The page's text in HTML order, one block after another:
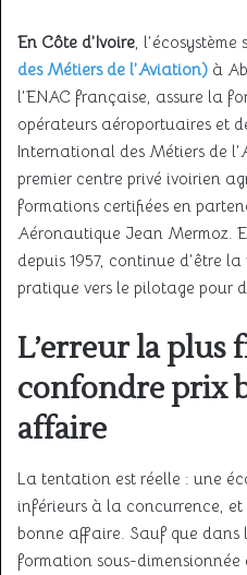
En Côte d’Ivoire, l’écosystème
des Métiers de l’Aviation) à
l’ENAC française, assure la
opérateurs aéroportuaires et
International des Métiers de
premier centre privé ivoirien
formations certifiées en
Aéronautique Jean Mermoz.
depuis 1957, continue d’être
pratique vers le pilotage pour
L’erreur la plus
confondre prix
affaire
La tentation est réelle : une
inférieurs à la concurrence,
bonne affaire. Sauf que dans
formation sous-